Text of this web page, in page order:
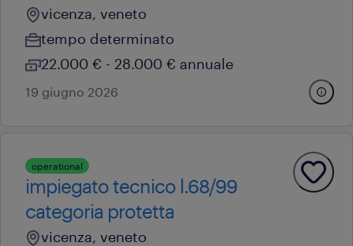
vicenza, veneto
tempo determinato
22.000 € - 28.000 € annuale
19 giugno 2026
operational
impiegato tecnico l.68/99
categoria protetta
vicenza, veneto